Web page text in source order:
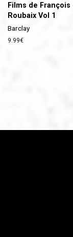
Films de François
Roubaix Vol 1
Barclay
Prix
9.99€